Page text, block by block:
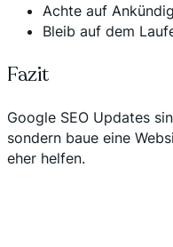
Achte auf
Bleib auf dem
Fazit
Google SEO Updates
sondern baue eine
eher helfen.